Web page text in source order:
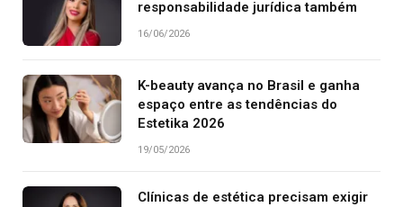
responsabilidade jurídica também
16/06/2026
K-beauty avança no Brasil e ganha
espaço entre as tendências do
Estetika 2026
19/05/2026
Clínicas de estética precisam exigir